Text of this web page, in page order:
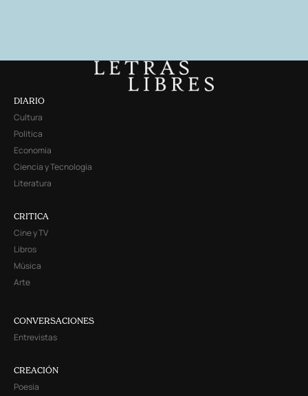
DIARIO
Cultura
Política
Economía
Ciencia y Tecnología
Literatura
CRITICA
Cine y TV
Libros
Música
Arte
CONVERSACIONES
Entrevistas
CREACIÓN
Poesía